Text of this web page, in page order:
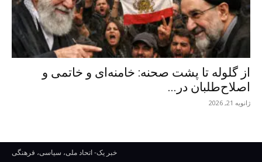
از گلوله تا پشت صحنه: خامنه‌ای و خاتمی و
اصلاح‌طلبان در...
ژانویه 21, 2026
خبر یک- اتحاد ملی، سیاسی، فرهنگی